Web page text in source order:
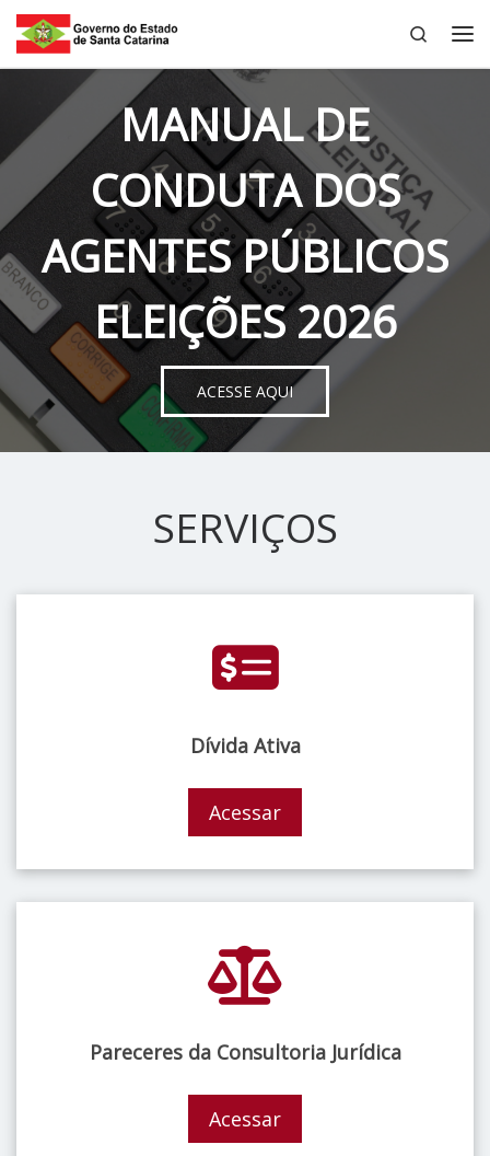
Skip to content
Search
MANUAL DE
CONDUTA DOS
AGENTES PÚBLICOS
ELEIÇÕES 2026
ACESSE AQUI
SERVIÇOS
Dívida Ativa
Acessar
Pareceres da Consultoria Jurídica
Acessar